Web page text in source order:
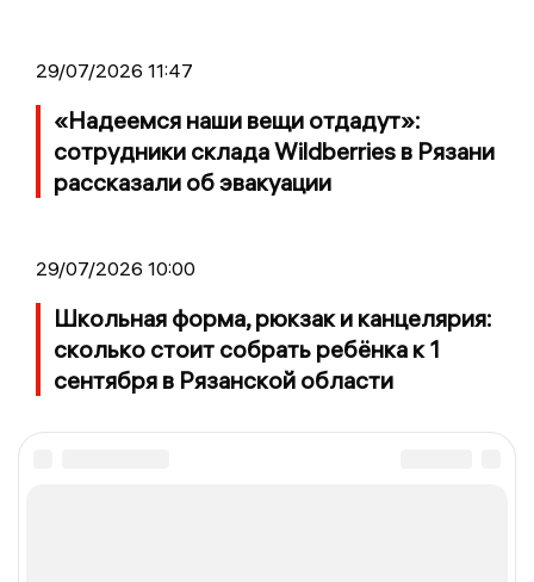
29/07/2026 11:47
«Надеемся наши вещи отдадут»:
сотрудники склада Wildberries в Рязани
рассказали об эвакуации
29/07/2026 10:00
Школьная форма, рюкзак и канцелярия:
сколько стоит собрать ребёнка к 1
сентября в Рязанской области